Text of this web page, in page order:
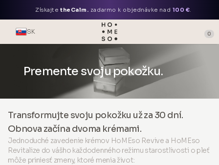
Získajte theCalm. zadarmo k objednávke nad 100 €.
SK 0
Premente svoju pokožku.
Transformujte svoju pokožku už za 30 dní.
Obnova začína dvoma krémami.
Jednoduché zavedenie krémov HoMEso Revive a HoMEso
Revitalize do vášho každodenného režimu starostlivosti o pleť
môže priniesť zmeny, ktoré menia život: